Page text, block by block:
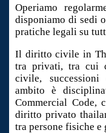
Operiamo
disponiamo di sedi
pratiche legali su
Il diritto civile in
tra privati, tra cui
civile,
ambito è
Commercial Code,
diritto privato
tra persone fisiche e